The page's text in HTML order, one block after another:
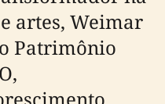
artes, Weimar
Patrimônio